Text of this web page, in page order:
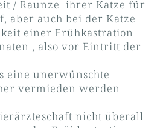
/ Raunze ihrer Katze für
aber auch bei der Katze
einer Frühkastration
, also vor Eintritt der
eine unerwünschte
vermieden werden
nicht überall